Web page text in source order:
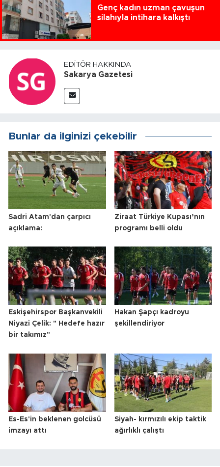
Genç kadın uzman çavuşun
silahıyla intihara kalkıştı
EDITÖR HAKKINDA
Sakarya Gazetesi
Bunlar da ilginizi çekebilir
Sadri Atam'dan çarpıcı
açıklama:
Ziraat Türkiye Kupası’nın
programı belli oldu
Eskişehirspor Başkanvekili
Niyazi Çelik: " Hedefe hazır
bir takımız"
Hakan Şapçı kadroyu
şekillendiriyor
Es-Es'in beklenen golcüsü
imzayı attı
Siyah- kırmızılı ekip taktik
ağırlıklı çalıştı